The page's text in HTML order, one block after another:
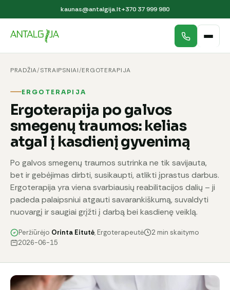
kaunas@antalgija.lt+370 37 999 980
PRADŽIA/STRAIPSNIAI/ERGOTERAPIJA
ERGOTERAPIJA
Ergoterapija po galvos
smegenų traumos: kelias
atgal į kasdienį gyvenimą
Po galvos smegenų traumos sutrinka ne tik savijauta,
bet ir gebėjimas dirbti, susikaupti, atlikti įprastus darbus.
Ergoterapija yra viena svarbiausių reabilitacijos dalių – ji
padeda palaipsniui atgauti savarankiškumą, suvaldyti
nuovargį ir saugiai grįžti į darbą bei kasdienę veiklą.
Peržiūrėjo Orinta Eitutė, Ergoterapeutė
2 min skaitymo
2026-06-15